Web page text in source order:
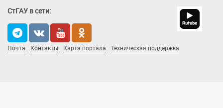
СтГАУ в сети:
Почта Контакты Карта портала Техническая поддержка